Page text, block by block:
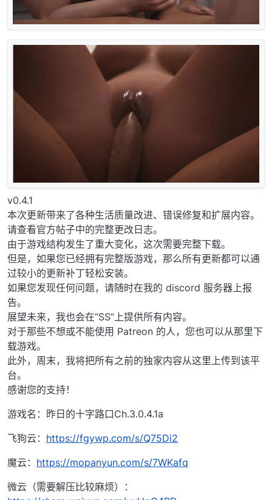
v0.4.1
本次更新带来了各种生活质量改进、错误修复和扩展内容。
请查看官方帖子中的完整更改日志。
由于游戏结构发生了重大变化，这次需要完整下载。
但是，如果您已经拥有完整版游戏，那么所有更新都可以通
过较小的更新补丁轻松安装。
如果您发现任何问题，请随时在我的 discord 服务器上报
告。
展望未来，我也会在“SS”上提供所有内容。
对于那些不想或不能使用 Patreon 的人，您也可以从那里下
载游戏。
此外，周末，我将把所有之前的独家内容从这里上传到该平
台。
感谢您的支持！
游戏名：昨日的十字路口Ch.3.0.4.1a
飞狗云： https://fgywp.com/s/Q75Di2
魔云： https://mopanyun.com/s/7WKafq
微云（需要解压比较麻烦）：